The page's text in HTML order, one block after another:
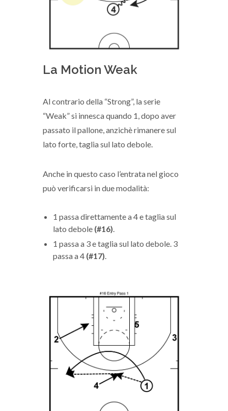
La Motion Weak
Al contrario della “Strong”, la serie
“Weak” si innesca quando 1, dopo aver
passato il pallone, anzichè rimanere sul
lato forte, taglia sul lato debole.
Anche in questo caso l’entrata nel gioco
può verificarsi in due modalità:
1 passa direttamente a 4 e taglia sul
lato debole (#16)
1 passa a 3 e taglia sul lato debole. 3
passa a 4 (#17)